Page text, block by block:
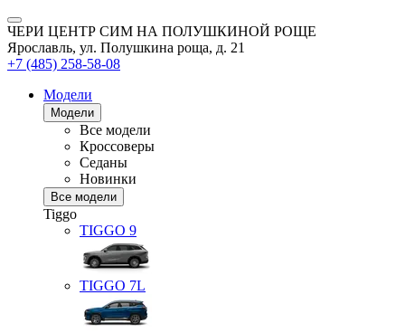
ЧЕРИ ЦЕНТР СИМ НА ПОЛУШКИНОЙ РОЩЕ
Ярославль, ул. Полушкина роща, д. 21
+7 (485) 258-58-08
Модели
Модели
Все модели
Кроссоверы
Седаны
Новинки
Все модели
Tiggo
TIGGO 9
TIGGO 7L